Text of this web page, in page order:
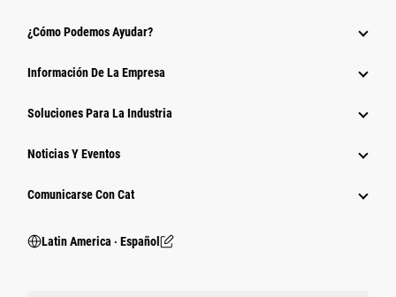
¿Cómo Podemos Ayudar?
Información De La Empresa
Soluciones Para La Industria
Noticias Y Eventos
Comunicarse Con Cat
Latin America ‧ Español